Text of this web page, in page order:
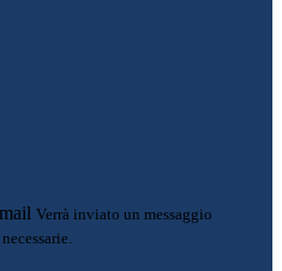
Verrà inviato un messaggio